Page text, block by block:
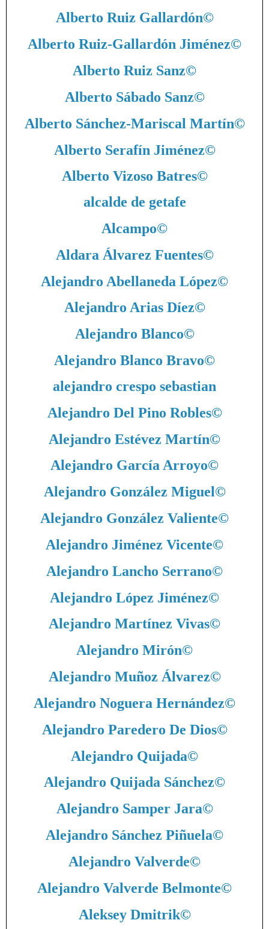
Alberto Ruiz Gallardón©
Alberto Ruiz-Gallardón Jiménez©
Alberto Ruiz Sanz©
Alberto Sábado Sanz©
Alberto Sánchez-Mariscal Martín©
Alberto Serafín Jiménez©
Alberto Vizoso Batres©
alcalde de getafe
Alcampo©
Aldara Álvarez Fuentes©
Alejandro Abellaneda López©
Alejandro Arias Díez©
Alejandro Blanco©
Alejandro Blanco Bravo©
alejandro crespo sebastian
Alejandro Del Pino Robles©
Alejandro Estévez Martín©
Alejandro García Arroyo©
Alejandro González Miguel©
Alejandro González Valiente©
Alejandro Jiménez Vicente©
Alejandro Lancho Serrano©
Alejandro López Jiménez©
Alejandro Martínez Vivas©
Alejandro Mirón©
Alejandro Muñoz Álvarez©
Alejandro Noguera Hernández©
Alejandro Paredero De Dios©
Alejandro Quijada©
Alejandro Quijada Sánchez©
Alejandro Samper Jara©
Alejandro Sánchez Piñuela©
Alejandro Valverde©
Alejandro Valverde Belmonte©
Aleksey Dmitrik©